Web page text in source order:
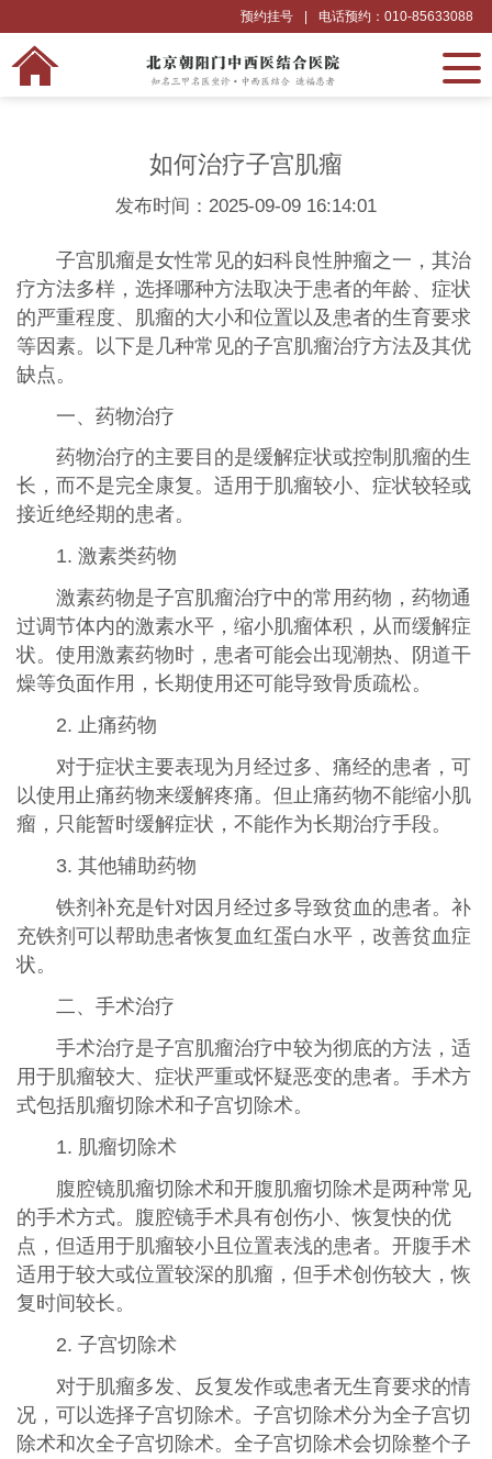
电话预约：010-85633088
预约挂号
如何治疗子宫肌瘤
发布时间：2025-09-09 16:14:01
子宫肌瘤是女性常见的妇科良性肿瘤之一，其治
疗方法多样，选择哪种方法取决于患者的年龄、症状
的严重程度、肌瘤的大小和位置以及患者的生育要求
等因素。以下是几种常见的子宫肌瘤治疗方法及其优
缺点。
一、药物治疗
药物治疗的主要目的是缓解症状或控制肌瘤的生
长，而不是完全康复。适用于肌瘤较小、症状较轻或
接近绝经期的患者。
1. 激素类药物
激素药物是子宫肌瘤治疗中的常用药物，药物通
过调节体内的激素水平，缩小肌瘤体积，从而缓解症
状。使用激素药物时，患者可能会出现潮热、阴道干
燥等负面作用，长期使用还可能导致骨质疏松。
2. 止痛药物
对于症状主要表现为月经过多、痛经的患者，可
以使用止痛药物来缓解疼痛。但止痛药物不能缩小肌
瘤，只能暂时缓解症状，不能作为长期治疗手段。
3. 其他辅助药物
铁剂补充是针对因月经过多导致贫血的患者。补
充铁剂可以帮助患者恢复血红蛋白水平，改善贫血症
状。
二、手术治疗
手术治疗是子宫肌瘤治疗中较为彻底的方法，适
用于肌瘤较大、症状严重或怀疑恶变的患者。手术方
式包括肌瘤切除术和子宫切除术。
1. 肌瘤切除术
腹腔镜肌瘤切除术和开腹肌瘤切除术是两种常见
的手术方式。腹腔镜手术具有创伤小、恢复快的优
点，但适用于肌瘤较小且位置表浅的患者。开腹手术
适用于较大或位置较深的肌瘤，但手术创伤较大，恢
复时间较长。
2. 子宫切除术
对于肌瘤多发、反复发作或患者无生育要求的情
况，可以选择子宫切除术。子宫切除术分为全子宫切
除术和次全子宫切除术。全子宫切除术会切除整个子